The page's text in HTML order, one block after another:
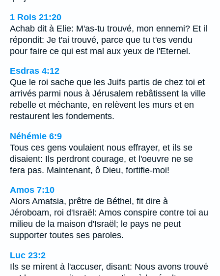
1 Rois 21:20
Achab dit à Elie: M'as-tu trouvé, mon ennemi? Et il
répondit: Je t'ai trouvé, parce que tu t'es vendu
pour faire ce qui est mal aux yeux de l'Eternel.
Esdras 4:12
Que le roi sache que les Juifs partis de chez toi et
arrivés parmi nous à Jérusalem rebâtissent la ville
rebelle et méchante, en relèvent les murs et en
restaurent les fondements.
Néhémie 6:9
Tous ces gens voulaient nous effrayer, et ils se
disaient: Ils perdront courage, et l'oeuvre ne se
fera pas. Maintenant, ô Dieu, fortifie-moi!
Amos 7:10
Alors Amatsia, prêtre de Béthel, fit dire à
Jéroboam, roi d'Israël: Amos conspire contre toi au
milieu de la maison d'Israël; le pays ne peut
supporter toutes ses paroles.
Luc 23:2
Ils se mirent à l'accuser, disant: Nous avons trouvé